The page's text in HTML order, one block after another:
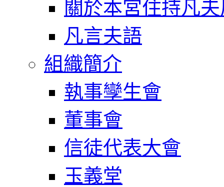
關於本宮住持凡
凡言夫語
組織簡介
執事孿生會
董事會
信徒代表大會
玉義堂